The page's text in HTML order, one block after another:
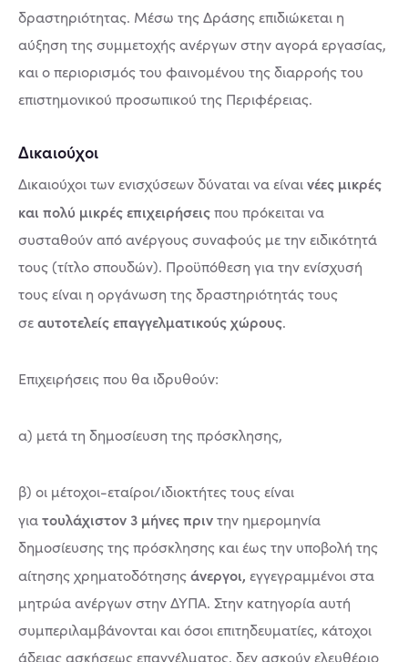
δραστηριότητας. Μέσω της Δράσης επιδιώκεται η
αύξηση της συμμετοχής ανέργων στην αγορά εργασίας,
και ο περιορισμός του φαινομένου της διαρροής του
επιστημονικού προσωπικού της Περιφέρειας.
Δικαιούχοι
Δικαιούχοι των ενισχύσεων δύναται να είναινέες μικρές
και πολύ μικρές επιχειρήσειςπου πρόκειται να
συσταθούν από ανέργους συναφούς με την ειδικότητά
τους (τίτλο σπουδών). Προϋπόθεση για την ενίσχυσή
τους είναι η οργάνωση της δραστηριότητάς τους
σεαυτοτελείς επαγγελματικούς χώρους.
Επιχειρήσεις που θα ιδρυθούν:
α) μετά τη δημοσίευση της πρόσκλησης,
β) οι μέτοχοι-εταίροι/ιδιοκτήτες τους είναι
γιατουλάχιστον 3 μήνες πριντην ημερομηνία
δημοσίευσης της πρόσκλησης και έως την υποβολή της
αίτησης χρηματοδότησηςάνεργοι, εγγεγραμμένοι στα
μητρώα ανέργων στην ΔΥΠΑ. Στην κατηγορία αυτή
συμπεριλαμβάνονται και όσοι επιτηδευματίες, κάτοχοι
άδειας ασκήσεως επαγγέλματος, δεν ασκούν ελευθέριο